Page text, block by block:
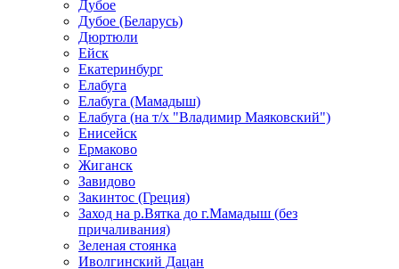
Дубое
Дубое (Беларусь)
Дюртюли
Ейск
Екатеринбург
Елабуга
Елабуга (Мамадыш)
Елабуга (на т/х "Владимир Маяковский")
Енисейск
Ермаково
Жиганск
Завидово
Закинтос (Греция)
Заход на р.Вятка до г.Мамадыш (без
причаливания)
Зеленая стоянка
Иволгинский Дацан